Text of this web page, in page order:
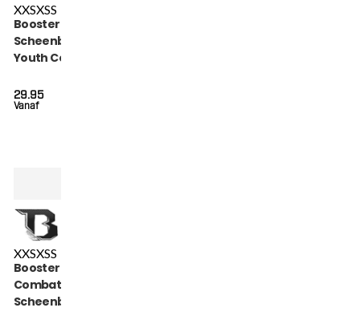
XXSXSS
Booster Kickboks
Scheenbeschermers
Youth Combat Series
SG)
Vanaf
29.95
XXSXSS
Booster Youth
Combat Series
Scheenbeschermers